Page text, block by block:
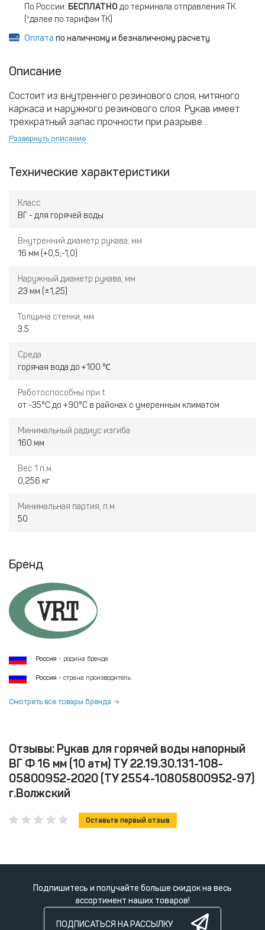
По России: БЕСПЛАТНО до терминала отправления ТК
(*далее по тарифам ТК)
Оплата по наличному и безналичному расчету
Описание
Состоит из внутреннего резинового слоя, нитяного
каркаса и наружного резинового слоя. Рукав имеет
трехкратный запас прочности при разрыве
гидравлическим давлением. Наружная поверхность
Развернуть описание
Технические характеристики
Класс
ВГ - для горячей воды
Внутренний диаметр рукава, мм
16 мм (+0,5;-1,0)
Наружный диаметр рукава, мм
23 мм (±1,25)
Толщина стенки, мм
3.5
Среда
горячая вода до +100 ℃
Работоспособны при t
от -35°С до +90°С в районах с умеренным климатом
Минимальный радиус изгиба
160 мм
Вес 1 п.м.
0,256 кг
Минимальная партия, п.м.
50
Бренд
Россия - родина бренда
Россия - страна производитель
Смотреть все товары бренда
Отзывы: Рукав для горячей воды напорный
ВГ Ф 16 мм (10 атм) ТУ 22.19.30.131-108-
05800952-2020 (ТУ 2554-10805800952-97)
г.Волжский
Оставьте первый отзыв
Подпишитесь и получайте больше скидок на весь
ассортимент наших товаров!
ПОДПИСАТЬСЯ НА РАССЫЛКУ